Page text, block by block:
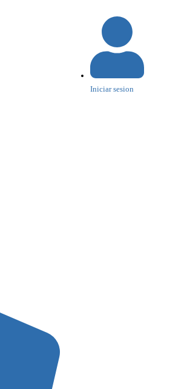
Iniciar sesion